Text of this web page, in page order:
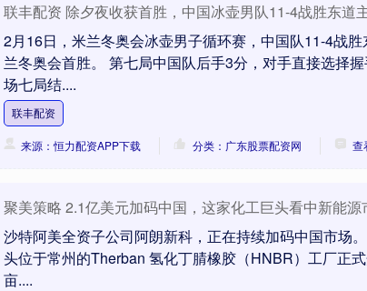
联丰配资 除夕夜收获首胜，中国冰壶男队11-4战胜东道
2月16日，米兰冬奥会冰壶男子循环赛，中国队11-4战
兰冬奥会首胜。 第七局中国队后手3分，对手直接选择
场七局结....
联丰配资
来源：恒力配资APP下载 分类：广东股票配资网 查
聚美策略 2.1亿美元加码中国，这家化工巨头看中新能源
沙特阿美全资子公司阿朗新科，正在持续加码中国市场
头位于常州的Therban 氢化丁腈橡胶（HNBR）工厂正
亩....
14049.17 -95.04 -0.67% 沪深300